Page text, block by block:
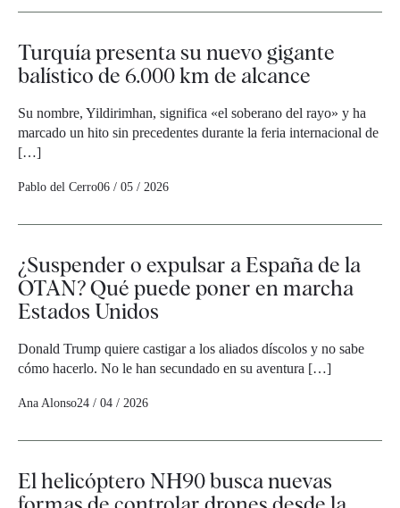
Turquía presenta su nuevo gigante
balístico de 6.000 km de alcance
Su nombre, Yildirimhan, significa «el soberano del rayo» y ha
marcado un hito sin precedentes durante la feria internacional de
[…]
Pablo del Cerro06 / 05 / 2026
¿Suspender o expulsar a España de la
OTAN? Qué puede poner en marcha
Estados Unidos
Donald Trump quiere castigar a los aliados díscolos y no sabe
cómo hacerlo. No le han secundado en su aventura […]
Ana Alonso24 / 04 / 2026
El helicóptero NH90 busca nuevas